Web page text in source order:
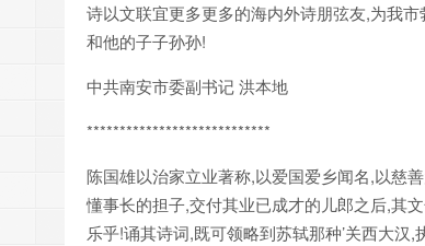
诗以文联宜更多更多的海内外诗朋弦友,为我
和他的子子孙孙!
中共南安市委副书记 洪本地
****************************
陈国雄以治家立业著称,以爱国爱乡闻名,以慈
懂事长的担子,交付其业已成才的儿郎之后,其
乐乎!诵其诗词,既可领略到苏轼那种’关西大汉,